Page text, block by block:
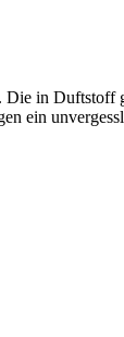
in Duftstoff
ein